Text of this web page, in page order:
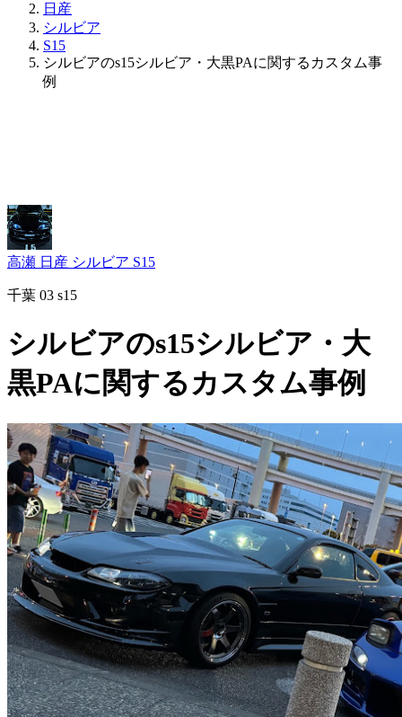
日産
シルビア
S15
シルビアのs15シルビア・大黒PAに関するカスタム事
例
高瀬 日産 シルビア S15
千葉 03 s15
シルビアのs15シルビア・大
黒PAに関するカスタム事例